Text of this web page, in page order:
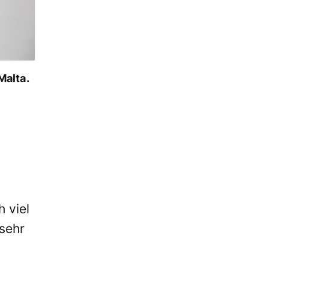
viel